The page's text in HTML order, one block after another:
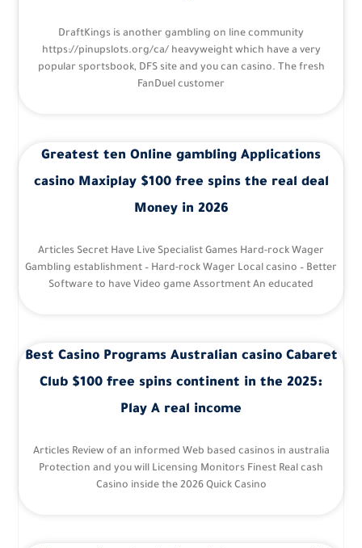
DraftKings is another gambling on line community
https://pinupslots.org/ca/ heavyweight which have a very
popular sportsbook, DFS site and you can casino. The fresh
FanDuel customer
Greatest ten Online gambling Applications
casino Maxiplay $100 free spins the real deal
Money in 2026
Articles Secret Have Live Specialist Games Hard-rock Wager
Gambling establishment – Hard-rock Wager Local casino – Better
Software to have Video game Assortment An educated
Best Casino Programs Australian casino Cabaret
Club $100 free spins continent in the 2025:
Play A real income
Articles Review of an informed Web based casinos in australia
Protection and you will Licensing Monitors Finest Real cash
Casino inside the 2026 Quick Casino